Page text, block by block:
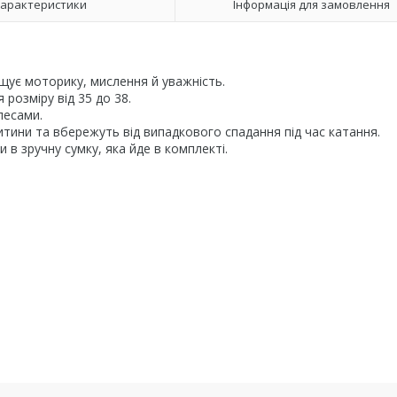
Інформація для замовлення
моторику, мислення й уважність.
від 35 до 38.
та вбережуть від випадкового спадання під час катання.
зручну сумку, яка йде в комплекті.